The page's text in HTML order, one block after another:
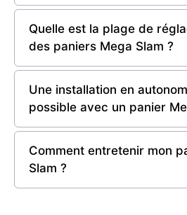
Quelle est la plage de
des paniers Mega Slam ?
Une installation en
possible avec un panier
Comment entretenir mon
Slam ?